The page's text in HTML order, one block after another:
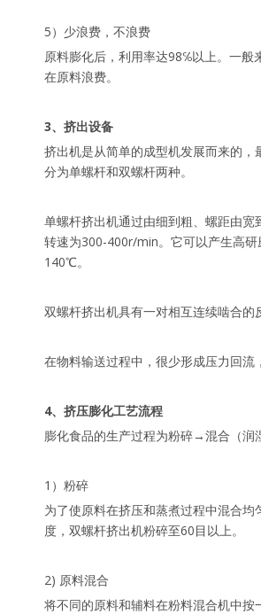
5）少浪费，不浪费
原料膨化后，利用率达98℅以上。一般
在原料浪费。
3、挤出设备
挤出机是从简单的成型机发展而来的
分为单螺杆和双螺杆两种。
单螺杆挤出机通过由细到粗、螺距由宽
转速为300-400r/min。它可以产生高
140℃。
双螺杆挤出机具有一对相互连续啮合的
在物料输送过程中，很少形成压力回流
4、挤压膨化工艺流程
膨化食品的生产过程为粉碎→混合（
1）粉碎
为了使原料在挤压和蒸煮过程中混合
度，双螺杆挤出机粉碎至60目以上。
2) 原料混合
将不同的原料和辅料在粉料混合机中